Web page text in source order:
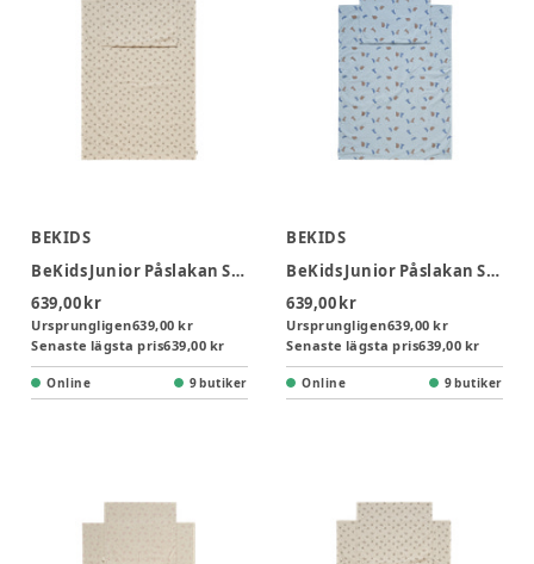
BEKIDS
BeKids Junior Påslakan Sängkläder 100x130 - Elefant
639,00 kr
Ursprungligen639,00 kr
Senaste lägsta pris639,00 kr
Online 9 butiker
BEKIDS
BeKids Junior Påslakan Sängkläder 100x130 - Dino Blue fog
639,00 kr
Ursprungligen639,00 kr
Senaste lägsta pris639,00 kr
Online 9 butiker